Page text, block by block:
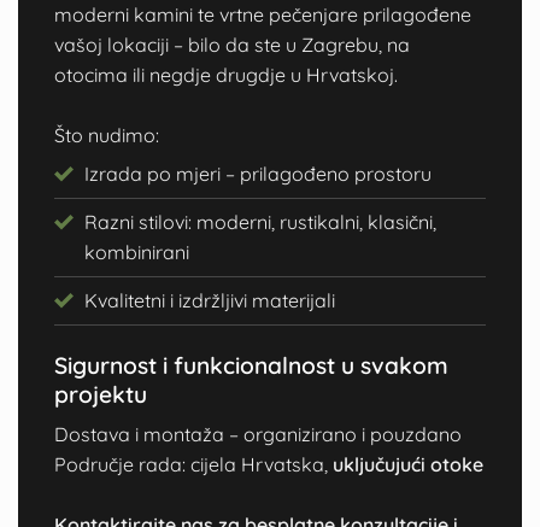
moderni kamini te vrtne pečenjare prilagođene
vašoj lokaciji – bilo da ste u Zagrebu, na
otocima ili negdje drugdje u Hrvatskoj.
Što nudimo:
Izrada po mjeri – prilagođeno prostoru
Razni stilovi: moderni, rustikalni, klasični,
kombinirani
Kvalitetni i izdržljivi materijali
Sigurnost i funkcionalnost u svakom
projektu
Dostava i montaža – organizirano i pouzdano
Područje rada: cijela Hrvatska, uključujući otoke